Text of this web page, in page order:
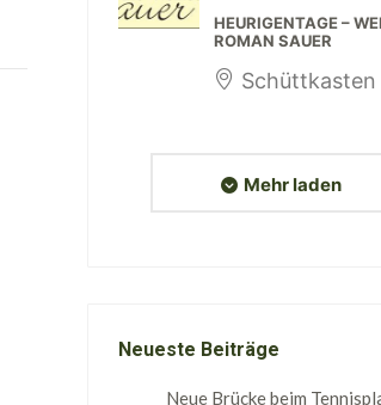
HEURIGENTAGE –
ROMAN SAUER
Schüttkasten
Mehr laden
Neueste Beiträge
Neue Brücke beim